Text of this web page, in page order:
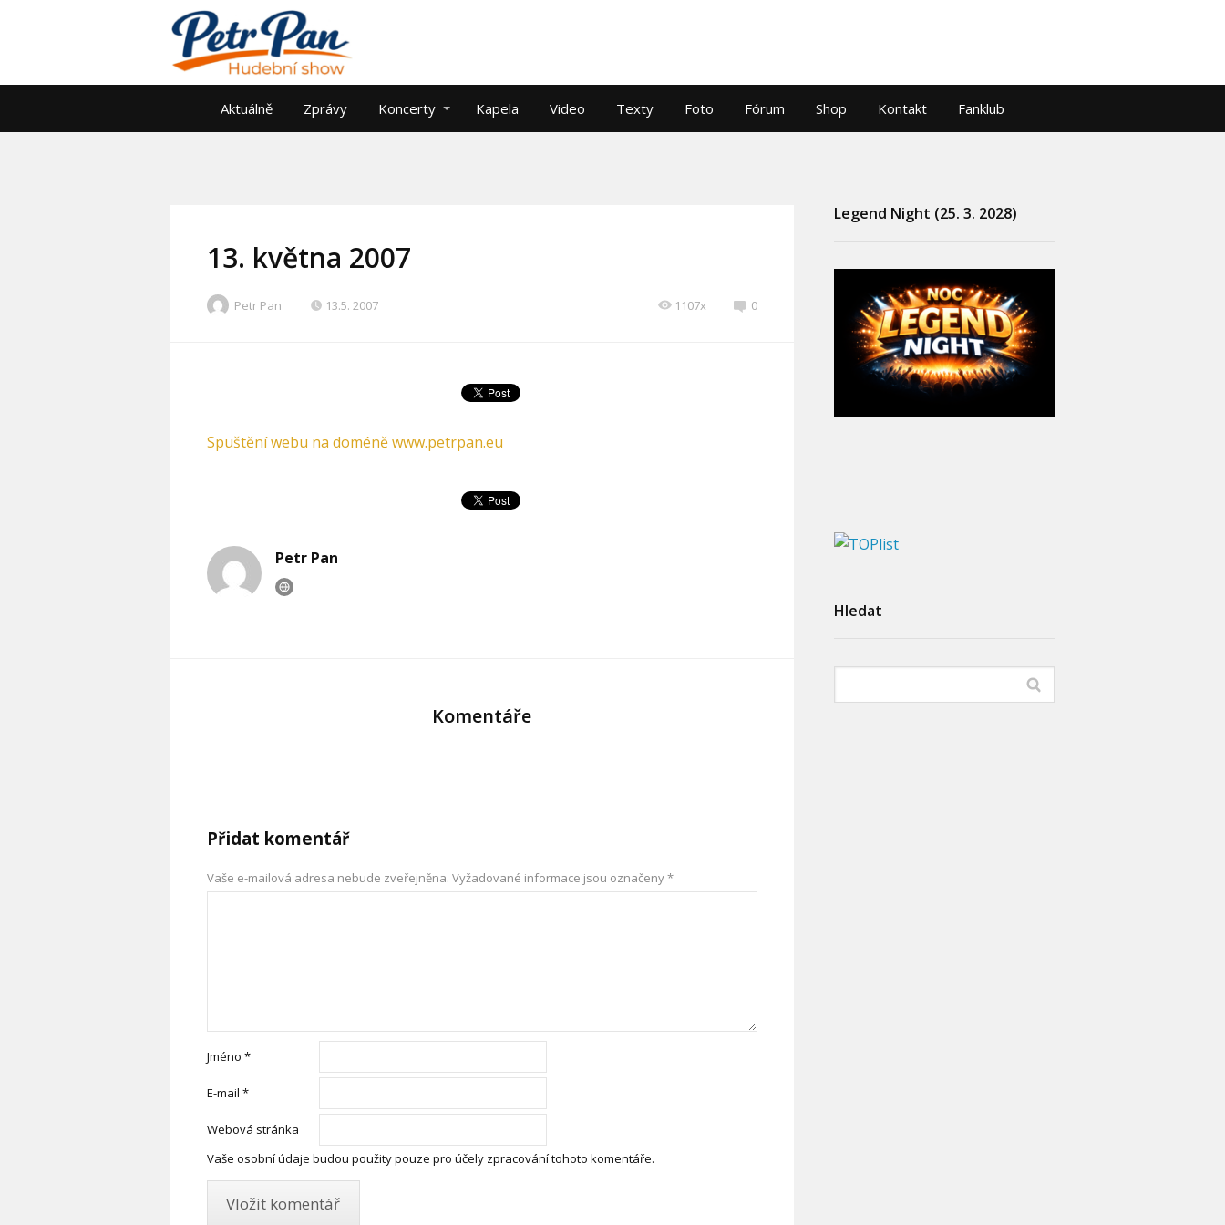
Aktuálně Zprávy Koncerty Kapela Video Texty Foto Fórum Shop Kontakt Fanklub
13. května 2007
Petr Pan 13.5. 2007 0
1107x
Spuštění webu na doméně www.petrpan.eu
Petr Pan
Komentáře
Přidat komentář
Vaše e-mailová adresa nebude zveřejněna. Vyžadované informace jsou označeny*
Jméno *
E-mail *
Webová stránka
Vaše osobní údaje budou použity pouze pro účely zpracování tohoto komentáře.
Legend Night (25. 3. 2028)
Hledat